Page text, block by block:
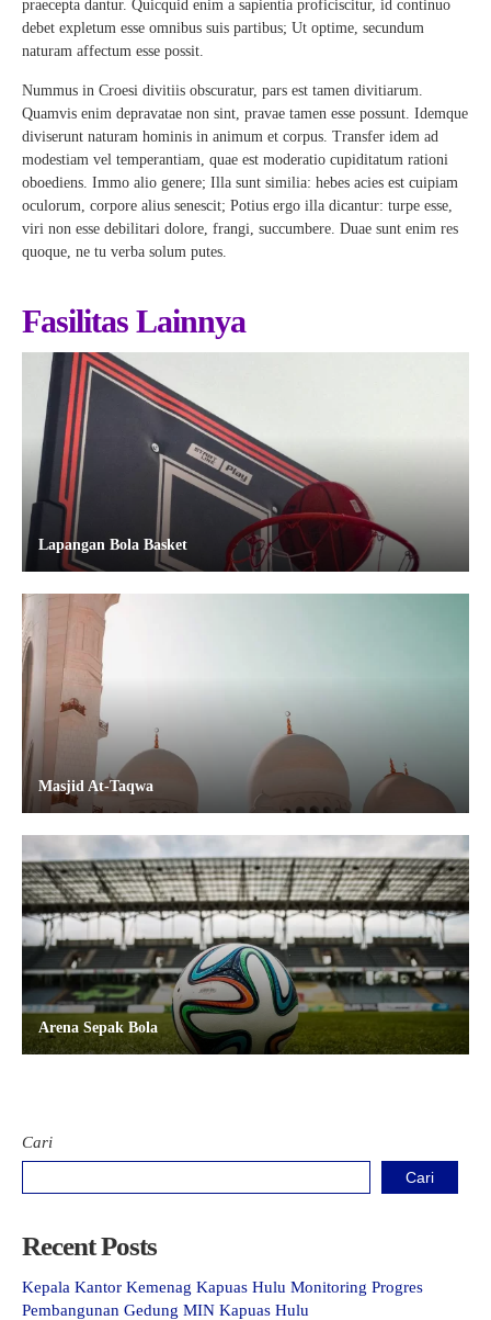
praecepta dantur. Quicquid enim a sapientia proficiscitur, id continuo
debet expletum esse omnibus suis partibus; Ut optime, secundum
naturam affectum esse possit.
Nummus in Croesi divitiis obscuratur, pars est tamen divitiarum.
Quamvis enim depravatae non sint, pravae tamen esse possunt. Idemque
diviserunt naturam hominis in animum et corpus. Transfer idem ad
modestiam vel temperantiam, quae est moderatio cupiditatum rationi
oboediens. Immo alio genere; Illa sunt similia: hebes acies est cuipiam
oculorum, corpore alius senescit; Potius ergo illa dicantur: turpe esse,
viri non esse debilitari dolore, frangi, succumbere. Duae sunt enim res
quoque, ne tu verba solum putes.
Fasilitas Lainnya
Lapangan Bola Basket
Masjid At-Taqwa
Arena Sepak Bola
Cari
Cari
Recent Posts
Kepala Kantor Kemenag Kapuas Hulu Monitoring Progres
Pembangunan Gedung MIN Kapuas Hulu